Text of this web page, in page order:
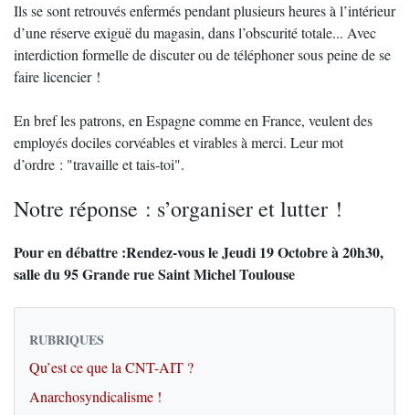
Ils se sont retrouvés enfermés pendant plusieurs heures à l’intérieur
d’une réserve exiguë du magasin, dans l’obscurité totale... Avec
interdiction formelle de discuter ou de téléphoner sous peine de se
faire licencier !
En bref les patrons, en Espagne comme en France, veulent des
employés dociles corvéables et virables à merci. Leur mot
d’ordre : "travaille et tais-toi".
Notre réponse : s’organiser et lutter !
Pour en débattre :Rendez-vous le Jeudi 19 Octobre à 20h30,
salle du 95 Grande rue Saint Michel Toulouse
RUBRIQUES
Qu’est ce que la CNT-AIT ?
Anarchosyndicalisme !